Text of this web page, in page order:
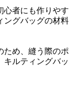
心者にも作りやす
ングバッグの材料
ため、縫う際のポ
キルティングバッ